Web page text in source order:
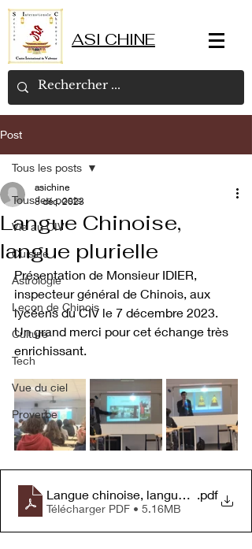
ASI CHINE
Post
Tous les posts
Vie au CIV
Cuisine
Astrologie
Leçon de Chinois
Culture
Tech
Vue du ciel
Proverbe
Tous les posts
Langue Chinoise,
langue plurielle
asichine
8 déc. 2023
Présentation de Monsieur IDIER,
inspecteur général de Chinois, aux
lycéens du CIV le 7 décembre 2023.
Un grand merci pour cet échange très
enrichissant.
Langue chinoise, langue plurielle
.pdf
Télécharger PDF • 5.16MB